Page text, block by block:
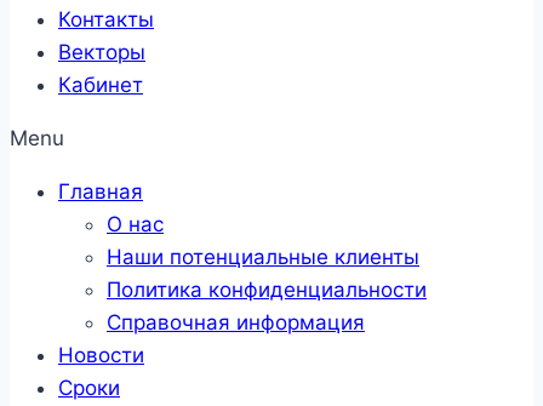
Контакты
Векторы
Кабинет
Menu
Главная
О нас
Наши потенциальные клиенты
Политика конфиденциальности
Справочная информация
Новости
Сроки